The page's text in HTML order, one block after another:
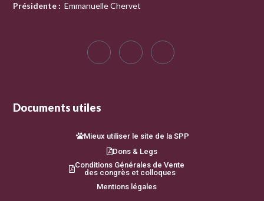
Présidente : Emmanuelle Chervet
Documents utiles
Mieux utiliser le site de la SPP
Dons & Legs
Conditions Générales de Vente
des congrès et colloques
Mentions légales